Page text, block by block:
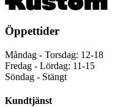
Öppettider
Måndag - Torsdag: 12-18
Fredag - Lördag: 11-15
Söndag - Stängt
Kundtjänst